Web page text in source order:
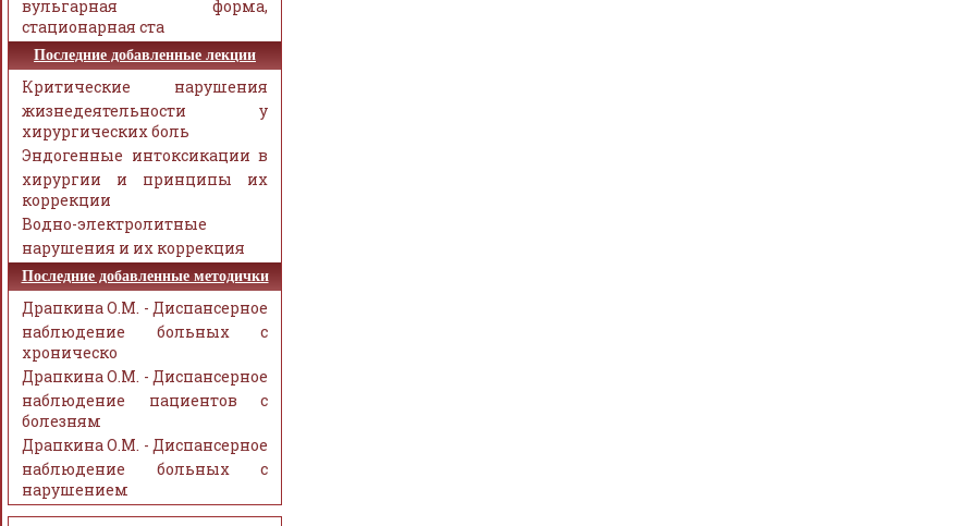
вульгарная форма,
стационарная ста
Последние добавленные лекции
Критические нарушения
жизнедеятельности у
хирургических боль
Эндогенные интоксикации в
хирургии и принципы их
коррекции
Водно-электролитные
нарушения и их коррекция
Последние добавленные методички
Драпкина О.М. - Диспансерное
наблюдение больных с
хроническо
Драпкина О.М. - Диспансерное
наблюдение пациентов с
болезням
Драпкина О.М. - Диспансерное
наблюдение больных с
нарушением